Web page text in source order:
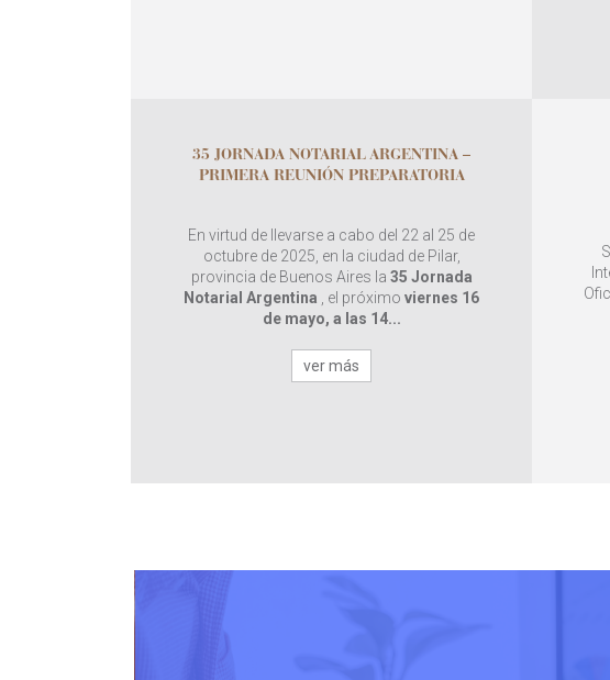
35 JORNADA NOTARIAL ARGENTINA –
PRIMERA REUNIÓN PREPARATORIA
En virtud de llevarse a cabo del 22 al 25 de
octubre de 2025, en la ciudad de Pilar,
provincia de Buenos Aires la 35 Jornada
Notarial Argentina , el próximoviernes 16
de mayo, a las 14...
ver más